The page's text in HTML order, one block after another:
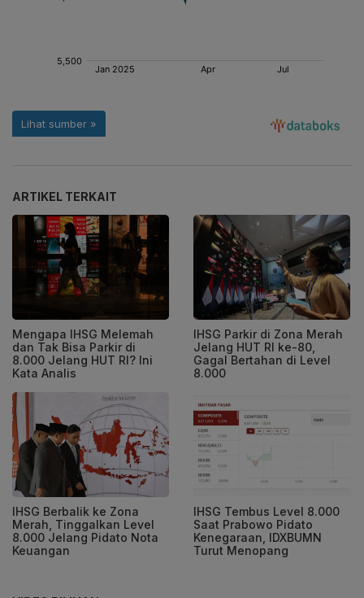
ARTIKEL TERKAIT
Mengapa IHSG Melemah
dan Tak Bisa Parkir di
8.000 Jelang HUT RI? Ini
Kata Analis
IHSG Parkir di Zona Merah
Jelang HUT RI ke-80,
Gagal Bertahan di Level
8.000
IHSG Berbalik ke Zona
Merah, Tinggalkan Level
8.000 Jelang Pidato Nota
Keuangan
IHSG Tembus Level 8.000
Saat Prabowo Pidato
Kenegaraan, IDXBUMN
Turut Menopang